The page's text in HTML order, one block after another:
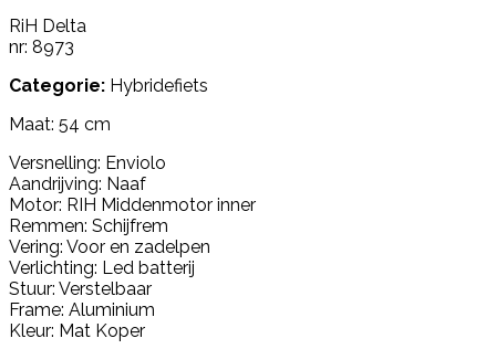
RiH Delta
nr: 8973
Categorie: Hybridefiets
Maat: 54 cm
Versnelling: Enviolo
Aandrijving: Naaf
Motor: RIH Middenmotor inner
Remmen: Schijfrem
Vering: Voor en zadelpen
Verlichting: Led batterij
Stuur: Verstelbaar
Frame: Aluminium
Kleur: Mat Koper